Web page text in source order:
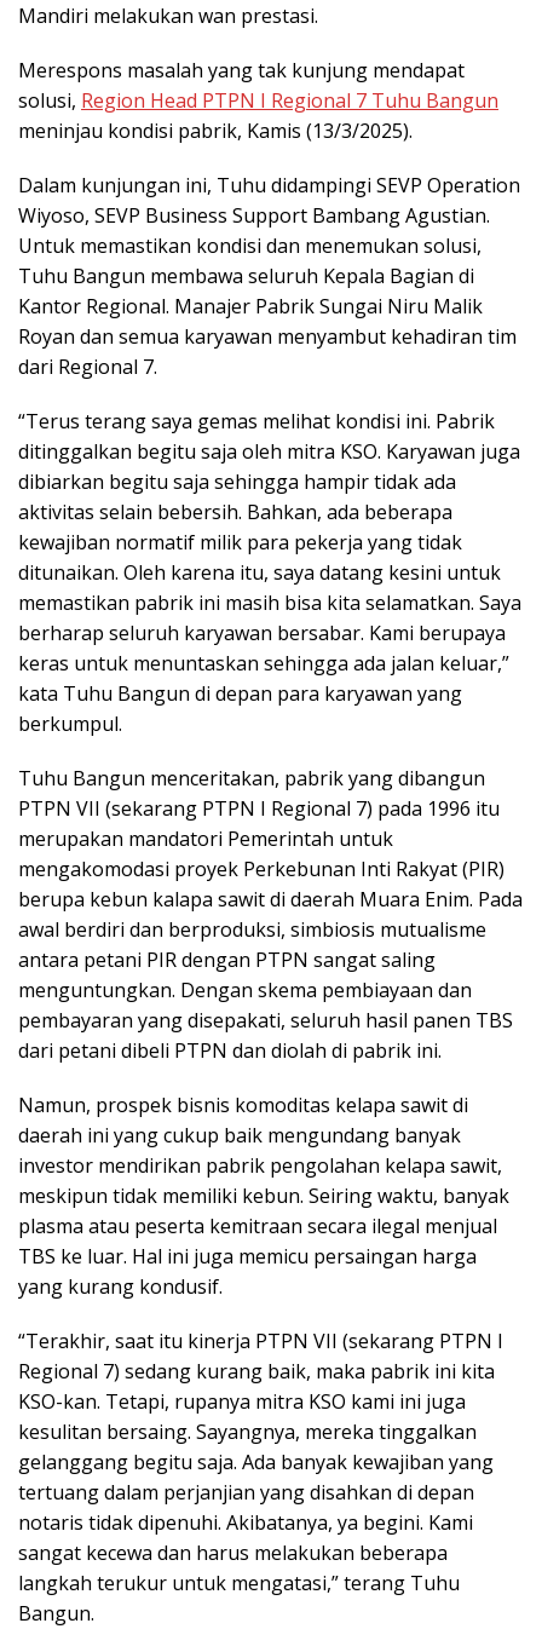
Mandiri melakukan wan prestasi.
Merespons masalah yang tak kunjung mendapat
solusi, Region Head PTPN I Regional 7 Tuhu Bangun
meninjau kondisi pabrik, Kamis (13/3/2025).
Dalam kunjungan ini, Tuhu didampingi SEVP Operation
Wiyoso, SEVP Business Support Bambang Agustian.
Untuk memastikan kondisi dan menemukan solusi,
Tuhu Bangun membawa seluruh Kepala Bagian di
Kantor Regional. Manajer Pabrik Sungai Niru Malik
Royan dan semua karyawan menyambut kehadiran tim
dari Regional 7.
“Terus terang saya gemas melihat kondisi ini. Pabrik
ditinggalkan begitu saja oleh mitra KSO. Karyawan juga
dibiarkan begitu saja sehingga hampir tidak ada
aktivitas selain bebersih. Bahkan, ada beberapa
kewajiban normatif milik para pekerja yang tidak
ditunaikan. Oleh karena itu, saya datang kesini untuk
memastikan pabrik ini masih bisa kita selamatkan. Saya
berharap seluruh karyawan bersabar. Kami berupaya
keras untuk menuntaskan sehingga ada jalan keluar,”
kata Tuhu Bangun di depan para karyawan yang
berkumpul.
Tuhu Bangun menceritakan, pabrik yang dibangun
PTPN VII (sekarang PTPN I Regional 7) pada 1996 itu
merupakan mandatori Pemerintah untuk
mengakomodasi proyek Perkebunan Inti Rakyat (PIR)
berupa kebun kalapa sawit di daerah Muara Enim. Pada
awal berdiri dan berproduksi, simbiosis mutualisme
antara petani PIR dengan PTPN sangat saling
menguntungkan. Dengan skema pembiayaan dan
pembayaran yang disepakati, seluruh hasil panen TBS
dari petani dibeli PTPN dan diolah di pabrik ini.
Namun, prospek bisnis komoditas kelapa sawit di
daerah ini yang cukup baik mengundang banyak
investor mendirikan pabrik pengolahan kelapa sawit,
meskipun tidak memiliki kebun. Seiring waktu, banyak
plasma atau peserta kemitraan secara ilegal menjual
TBS ke luar. Hal ini juga memicu persaingan harga
yang kurang kondusif.
“Terakhir, saat itu kinerja PTPN VII (sekarang PTPN I
Regional 7) sedang kurang baik, maka pabrik ini kita
KSO-kan. Tetapi, rupanya mitra KSO kami ini juga
kesulitan bersaing. Sayangnya, mereka tinggalkan
gelanggang begitu saja. Ada banyak kewajiban yang
tertuang dalam perjanjian yang disahkan di depan
notaris tidak dipenuhi. Akibatanya, ya begini. Kami
sangat kecewa dan harus melakukan beberapa
langkah terukur untuk mengatasi,” terang Tuhu
Bangun.